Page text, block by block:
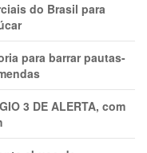
do Brasil para
para barrar pautas-
3 DE ALERTA, com